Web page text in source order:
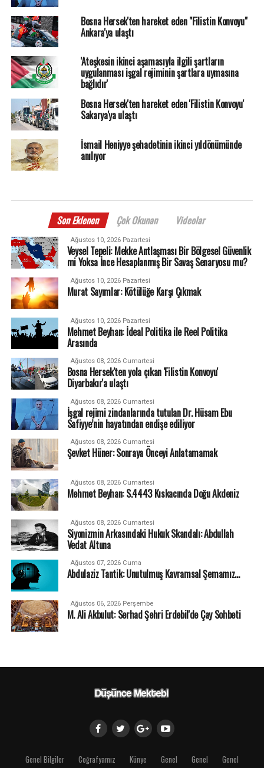
Bosna Hersek'ten hareket eden "Filistin Konvoyu"
Ankara'ya ulaştı
'Ateşkesin ikinci aşamasıyla ilgili şartların
uygulanması işgal rejiminin şartlara uymasına
bağlıdır'
Bosna Hersek'ten hareket eden 'Filistin Konvoyu'
Sakarya'ya ulaştı
İsmail Heniyye şehadetinin ikinci yıldönümünde
anılıyor
Son Eklenen Çok Okunan Videolar
Ağustos 10, 2026 Pazartesi
Veysel Tepeli: Mekke Antlaşması Bir Bölgesel Güvenlik
mi Yoksa İnce Hesaplanmış Bir Savaş Senaryosu mu?
Ağustos 10, 2026 Pazartesi
Murat Sayımlar: Kötülüğe Karşı Çıkmak
Ağustos 10, 2026 Pazartesi
Mehmet Beyhan: İdeal Politika ile Reel Politika
Arasında
Ağustos 08, 2026 Cumartesi
Bosna Hersek'ten yola çıkan 'Filistin Konvoyu'
Diyarbakır'a ulaştı
Ağustos 08, 2026 Cumartesi
İşgal rejimi zindanlarında tutulan Dr. Hüsam Ebu
Safiyye’nin hayatından endişe ediliyor
Ağustos 08, 2026 Cumartesi
Şevket Hüner: Sonraya Önceyi Anlatamamak
Ağustos 08, 2026 Cumartesi
Mehmet Beyhan: S.4443 Kıskacında Doğu Akdeniz
Ağustos 08, 2026 Cumartesi
Siyonizmin Arkasındaki Hukuk Skandalı: Abdullah
Vedat Altuna
Ağustos 07, 2026 Cuma
Abdulaziz Tantik: Unutulmuş Kavramsal Şemamız…
Ağustos 06, 2026 Perşembe
M. Ali Akbulut: Serhad Şehri Erdebil'de Çay Sohbeti
Genel Bilgiler Coğrafyamız Künye Genel Genel Genel